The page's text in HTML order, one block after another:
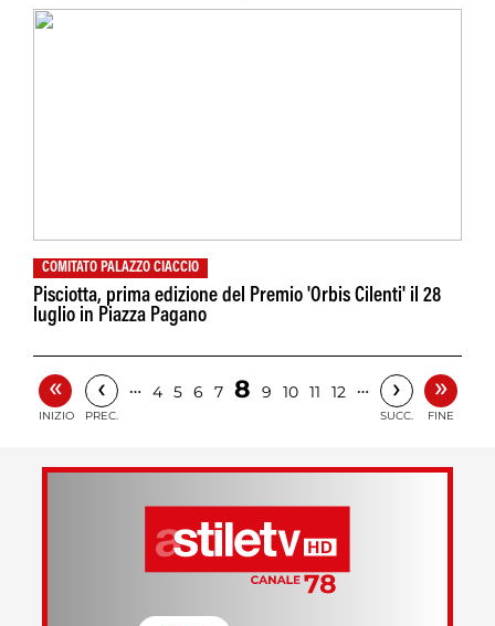
COMITATO PALAZZO CIACCIO
Pisciotta, prima edizione del Premio 'Orbis Cilenti' il 28
luglio in Piazza Pagano
«
INIZIO
‹
PREC.
… 4 5 6 7 8 9 10 11 12 … ›
SUCC.
»
FINE